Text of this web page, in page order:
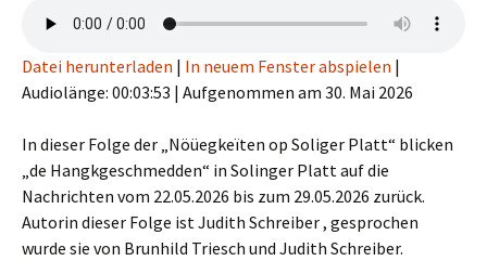
Datei herunterladen | In neuem Fenster abspielen |
Audiolänge: 00:03:53 | Aufgenommen am 30. Mai 2026
In dieser Folge der „Nöüegkeïten op Soliger Platt“ blicken
„de Hangkgeschmedden“ in Solinger Platt auf die
Nachrichten vom 22.05.2026 bis zum 29.05.2026 zurück.
Autorin dieser Folge ist Judith Schreiber , gesprochen
wurde sie von Brunhild Triesch und Judith Schreiber.